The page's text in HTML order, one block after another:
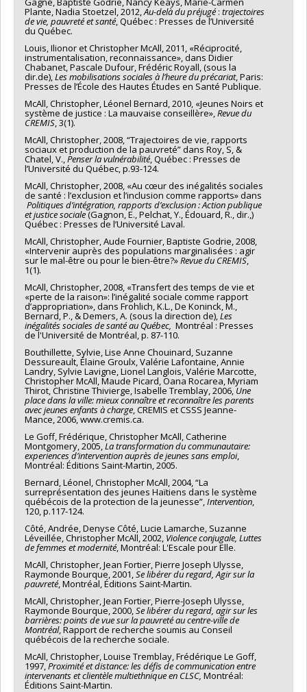
Plante, Nadia Stoetzel, 2012, Au-delà du préjugé : trajectoires
de vie, pauvreté et santé , Québec : Presses de l’Université
du Québec.
Louis, Ilionor et Christopher McAll, 2011, «Réciprocité,
instrumentalisation, reconnaissance», dans Didier
Chabanet, Pascale Dufour, Frédéric Royall, (sous la
dir.de), Les mobilisations sociales à l’heure du précariat, Paris:
Presses de l’École des Hautes Études en Santé Publique.
McAll, Christopher, Léonel Bernard, 2010, «Jeunes Noirs et
système de justice : La mauvaise conseillère», Revue du
CREMIS , 3(1).
McAll, Christopher, 2008, “Trajectoires de vie, rapports
sociaux et production de la pauvreté” dans Roy, S, &
Chatel, V., Penser la vulnérabilité , Québec : Presses de
l’Université du Québec, p.93-124.
McAll, Christopher, 2008, «Au cœur des inégalités sociales
de santé : l’exclusion et l’inclusion comme rapports» dans
Politiques d’intégration, rapports d’exclusion : Action publique
et justice sociale(Gagnon, E., Pelchat, Y., Édouard, R., dir.,)
Québec : Presses de l’Université Laval.
McAll, Christopher, Aude Fournier, Baptiste Godrie, 2008,
«Intervenir auprès des populations marginalisées : agir
sur le mal-être ou pour le bien-être?»Revue du CREMIS,
1(1).
McAll, Christopher, 2008, «Transfert des temps de vie et
«perte de la raison»: l’inégalité sociale comme rapport
d’appropriation», dans Frohlich, K.L., De Koninck, M.,
Bernard, P., & Demers, A. (sous la direction de), Les
inégalités sociales de santé au Québec, Montréal : Presses
de l'Université de Montréal, p. 87-110.
Bouthillette, Sylvie, Lise Anne Chouinard, Suzanne
Dessureault, Élaine Groulx, Valérie Lafontaine, Annie
Landry, Sylvie Lavigne, Lionel Langlois, Valérie Marcotte,
Christopher McAll, Maude Picard, Oana Rocarea, Myriam
Thirot, Christine Thivierge, Isabelle Tremblay, 2006,Une
place dans la ville: mieux connaître et reconnaître les parents
avec jeunes enfants à charge , CREMIS et CSSS Jeanne-
Mance, 2006, www.cremis.ca.
Le Goff, Frédérique, Christopher McAll, Catherine
Montgomery, 2005, La transformation du communautaire:
experiences d’intervention auprès de jeunes sans emploi,
Montréal: Éditions Saint-Martin, 2005.
Bernard, Léonel, Christopher McAll, 2004, “La
surreprésentation des jeunes Haïtiens dans le système
québécois de la protection de la jeunesse”, Intervention
120, p.117-124.
Côté, Andrée, Denyse Côté, Lucie Lamarche, Suzanne
Léveillée, Christopher McAll, 2002, Violence conjugale, Luttes
de femmes et modernité , Montréal: L'Escale pour Elle.
McAll, Christopher, Jean Fortier, Pierre Joseph Ulysse,
Raymonde Bourque, 2001, Se libérer du regard, Agir sur la
pauvreté , Montréal, Éditions Saint-Martin.
McAll, Christopher, Jean Fortier, Pierre-Joseph Ulysse,
Raymonde Bourque, 2000, Se libérer du regard, agir sur les
barrières: points de vue sur la pauvreté au centre-ville de
Montréal, Rapport de recherche soumis au Conseil
québécois de la recherche sociale.
McAll, Christopher, Louise Tremblay, Frédérique Le Goff,
1997, Proximité et distance: les défis de communication entre
intervenants et clientèle multiethnique en CLSC, Montréal:
Éditions Saint-Martin.